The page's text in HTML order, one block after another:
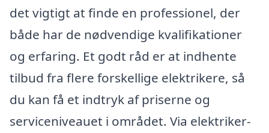
det vigtigt at finde en professionel, der
både har de nødvendige kvalifikationer
og erfaring. Et godt råd er at indhente
tilbud fra flere forskellige elektrikere, så
du kan få et indtryk af priserne og
serviceniveauet i området. Via elektriker-